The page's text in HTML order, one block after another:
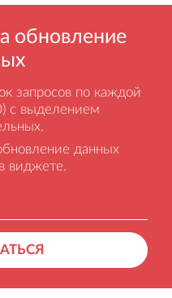
обновление
запросов по каждой
с выделением
данных
виджете.